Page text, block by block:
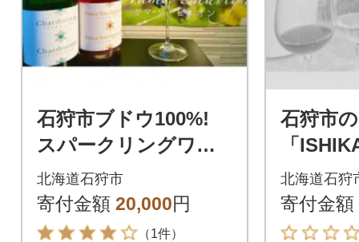
石狩市ブドウ100%!
スパークリングワイ
ン(ロゼ・白) 2本セッ
ト
北海道石狩市
寄付金額 20,000円
（1件）
石狩市
「
ネ」「
マ・ソ
本セット
北海道石狩
寄付金額